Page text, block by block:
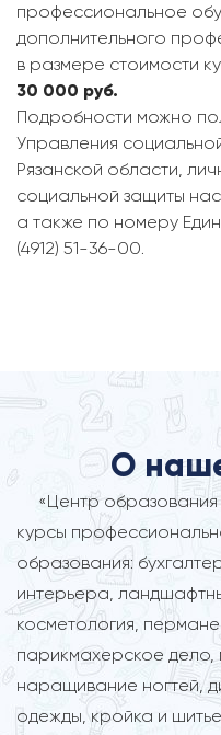
профессиональное
дополнительного
в размере стоимости
30 000 руб.
Подробности можно
Управления
Рязанской области,
социальной защиты
а также по номеру
(4912) 51-36-00.
О
«Центр образования
курсы
образования:
интерьера,
косметология,
парикмахерское
наращивание ногтей,
одежды, кройка и